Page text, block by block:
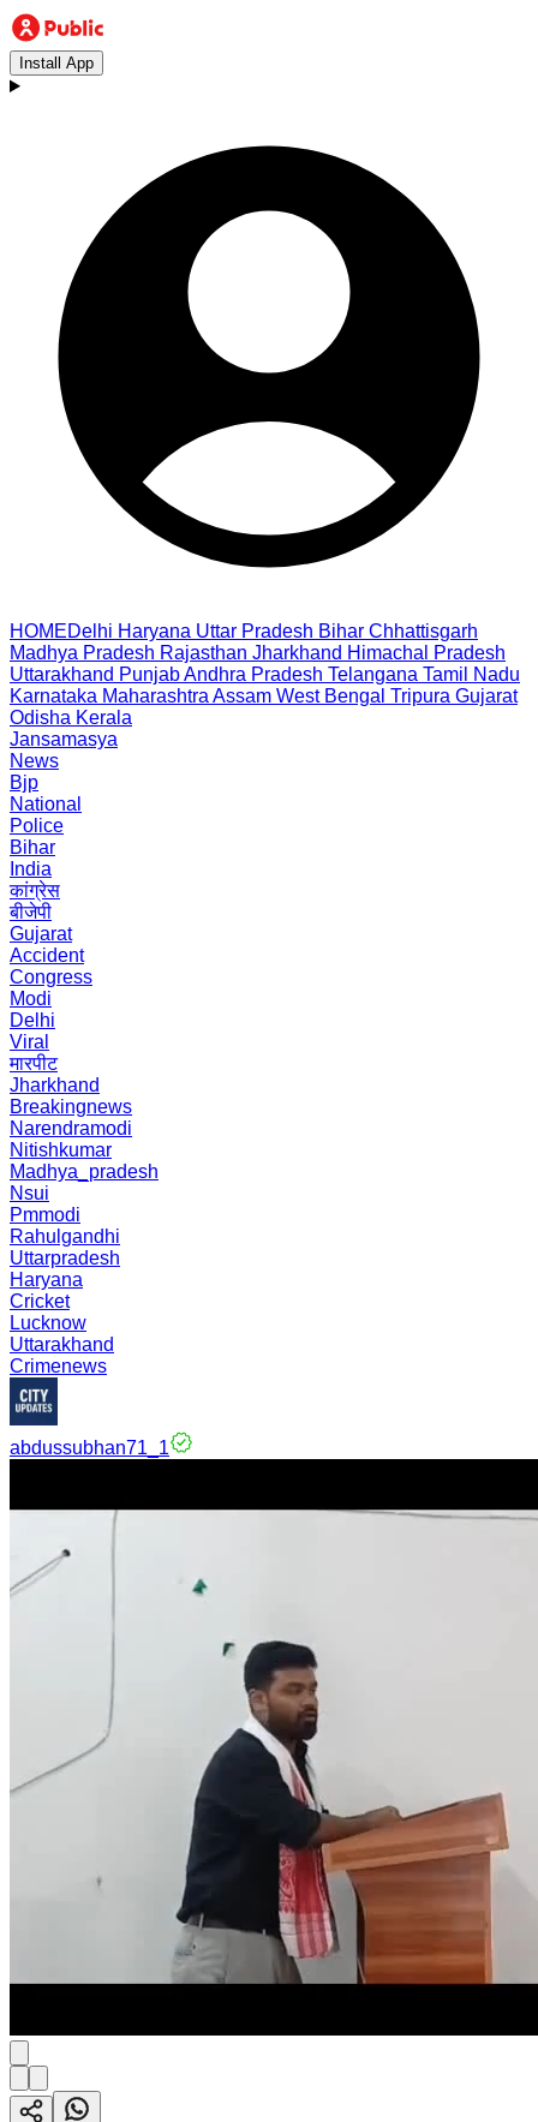
Install App
HOMEDelhi Haryana Uttar Pradesh Bihar Chhattisgarh
Madhya Pradesh Rajasthan Jharkhand Himachal Pradesh
Uttarakhand PunjabAndhra Pradesh Telangana Tamil Nadu
Karnataka Maharashtra Assam West Bengal Tripura Gujarat
Odisha Kerala
Jansamasya
News
Bjp
National
Police
Bihar
India
कांग्रेस
बीजेपी
Gujarat
Accident
Congress
Modi
Delhi
Viral
मारपीट
Jharkhand
Breakingnews
Narendramodi
Nitishkumar
Madhya_pradesh
Nsui
Pmmodi
Rahulgandhi
Uttarpradesh
Haryana
Cricket
Lucknow
Uttarakhand
Crimenews
abdussubhan71_1